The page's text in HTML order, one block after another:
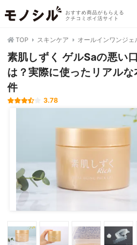
おすすめ商品がもらえる
クチコミポイ活サイト
TOP スキンケア オールインワンジェ
素肌しずく ゲルSaの悪い
は？実際に使ったリアル
件
3.78